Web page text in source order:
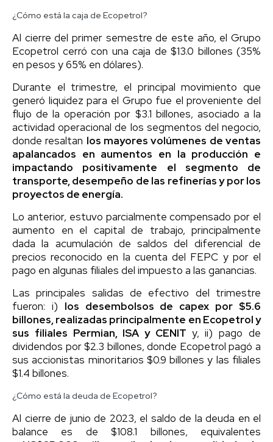
¿Cómo está la caja de Ecopetrol?
Al cierre del primer semestre de este año, el Grupo
Ecopetrol cerró con una caja de $13.0 billones (35%
en pesos y 65% en dólares).
Durante el trimestre, el principal movimiento que
generó liquidez para el Grupo fue el proveniente del
flujo de la operación por $3.1 billones, asociado a la
actividad operacional de los segmentos del negocio,
donde resaltan los mayores volúmenes de ventas
apalancados en aumentos en la producción e
impactando positivamente el segmento de
transporte, desempeño de las refinerías y por los
proyectos de energía.
Lo anterior, estuvo parcialmente compensado por el
aumento en el capital de trabajo, principalmente
dada la acumulación de saldos del diferencial de
precios reconocido en la cuenta del FEPC y por el
pago en algunas filiales del impuesto a las ganancias.
Las principales salidas de efectivo del trimestre
fueron: i) los desembolsos de capex por $5.6
billones, realizadas principalmente en Ecopetrol y
sus filiales Permian, ISA y CENIT y, ii) pago de
dividendos por $2.3 billones, donde Ecopetrol pagó a
sus accionistas minoritarios $0.9 billones y las filiales
$1.4 billones.
¿Cómo está la deuda de Ecopetrol?
Al cierre de junio de 2023, el saldo de la deuda en el
balance es de $108.1 billones, equivalentes